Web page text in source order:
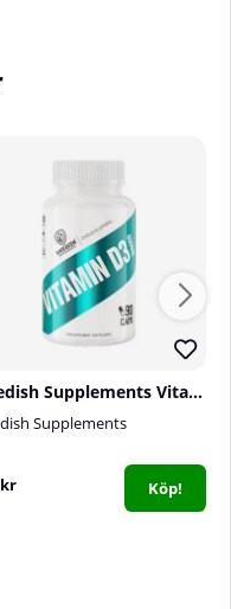
Swedish Supplements Vitamin D3 4000IU, 90 caps
Supplements
kr Köp!